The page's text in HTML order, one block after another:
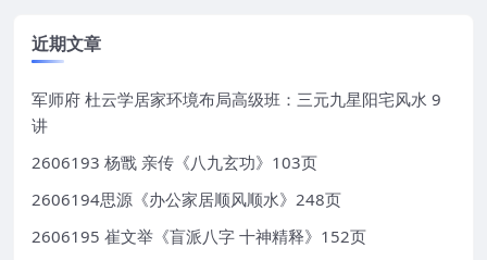
近期文章
军师府 杜云学居家环境布局高级班：三元九星阳宅风水 9
讲
2606193 杨戬 亲传《八九玄功》103页
2606194思源《办公家居顺风顺水》248页
2606195 崔文举《盲派八字 十神精释》152页